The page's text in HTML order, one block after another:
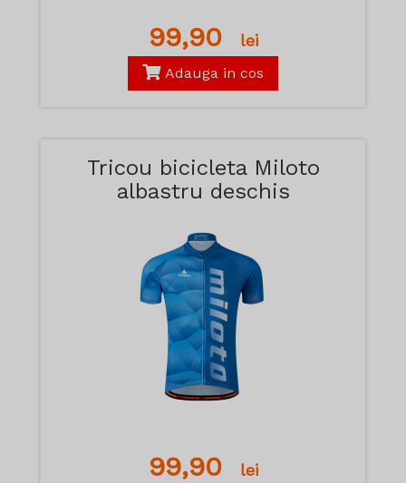
99,90 lei
Adauga in cos
Tricou bicicleta Miloto
albastru deschis
99,90 lei